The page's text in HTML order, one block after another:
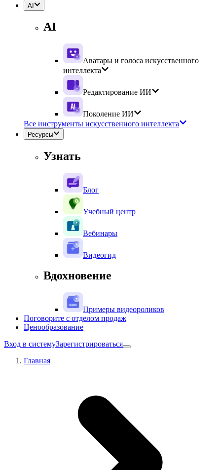
AI
AI
Аватары и голоса искусственного
интеллекта
Редактирование ИИ
Поколение ИИ
Все инструменты искусственного интеллекта
Ресурсы
Узнать
Блог
Учебный центр
Вебинары
Видеогид
Вдохновение
Примеры видеороликов
Поговорите с отделом продаж
Ценообразование
Вход в системуЗарегистрироваться
Главная